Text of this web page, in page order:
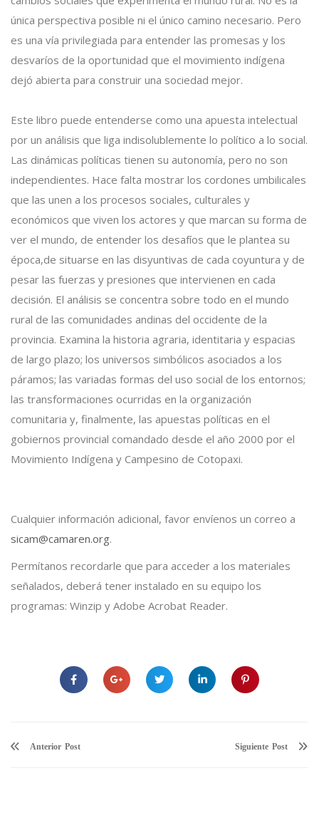
única perspectiva posible ni el único camino necesario. Pero
es una vía privilegiada para entender las promesas y los
desvaríos de la oportunidad que el movimiento indígena
dejó abierta para construir una sociedad mejor.
Este libro puede entenderse como una apuesta intelectual
por un análisis que liga indisolublemente lo político a lo social.
Las dinámicas políticas tienen su autonomía, pero no son
independientes. Hace falta mostrar los cordones umbilicales
que las unen a los procesos sociales, culturales y
económicos que viven los actores y que marcan su forma de
ver el mundo, de entender los desafíos que le plantea su
época,de situarse en las disyuntivas de cada coyuntura y de
pesar las fuerzas y presiones que intervienen en cada
decisión. El análisis se concentra sobre todo en el mundo
rural de las comunidades andinas del occidente de la
provincia. Examina la historia agraria, identitaria y espacias
de largo plazo; los universos simbólicos asociados a los
páramos; las variadas formas del uso social de los entornos;
las transformaciones ocurridas en la organización
comunitaria y, finalmente, las apuestas políticas en el
gobiernos provincial comandado desde el año 2000 por el
Movimiento Indígena y Campesino de Cotopaxi.
Cualquier información adicional, favor envíenos un correo a
sicam@camaren.org.
Permítanos recordarle que para acceder a los materiales
señalados, deberá tener instalado en su equipo los
programas: Winzip y Adobe Acrobat Reader.
Anterior Siguiente